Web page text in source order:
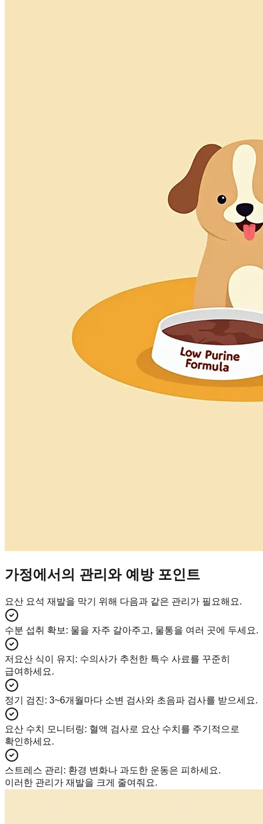
가정에서의 관리와 예방 포인트
요산 요석 재발을 막기 위해 다음과 같은 관리가 필요해요.
수분 섭취 확보 : 물을 자주 갈아주고, 물통을 여러 곳에 두세요.
저요산 식이 유지 : 수의사가 추천한 특수 사료를 꾸준히
급여하세요.
정기 검진: 3~6개월마다 소변 검사와 초음파 검사를 받으세요.
요산 수치 모니터링: 혈액 검사로 요산 수치를 주기적으로
확인하세요.
스트레스 관리 : 환경 변화나 과도한 운동은 피하세요.
이러한 관리가 재발을 크게 줄여줘요.